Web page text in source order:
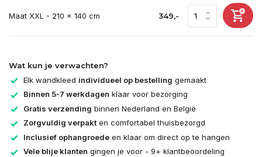
Maat XXL - 210 x 140 cm 349,-
Wat kun je verwachten?
Elk wandkleed individueel op bestelling gemaakt
Binnen 5-7 werkdagen klaar voor bezorging
Gratis verzending binnen Nederland en België
Zorgvuldig verpakten comfortabel thuisbezorgd
Inclusief ophangroede en klaar om direct op te hangen
Vele blije klanten gingen je voor - 9+ klantbeoordeling